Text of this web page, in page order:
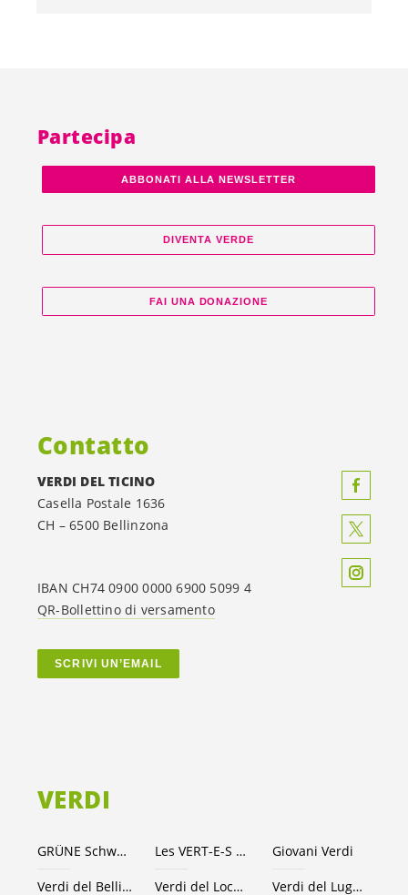
VERDI
GRÜNE Schweiz Les VERT-E-S suisses Giovani Verdi
Verdi del Bellinzonese e valli Verdi del Locarnese Verdi del Luganese
Partecipa
ABBONATI ALLA NEWSLETTER
DIVENTA VERDE
FAI UNA DONAZIONE
Contatto
VERDI DEL TICINO
Casella Postale 1636
CH – 6500 Bellinzona
IBAN CH74 0900 0000 6900 5099 4
QR-Bollettino di versamento
SCRIVI UN’EMAIL